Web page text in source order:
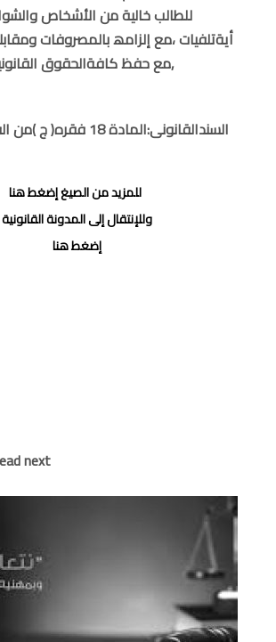
للطالب خالیة من الأشخاص
أیةتلفیات ،مع إلزامھ بالمصروفات
,مع حفظ كافةالحقوق
للمزيد من الصيغ إضغط هنا
وللإنتقال إلى المدونة القانونية
إضغط هنا
next